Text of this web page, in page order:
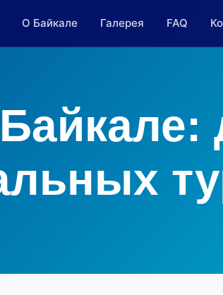
О Байкале Галерея FAQ